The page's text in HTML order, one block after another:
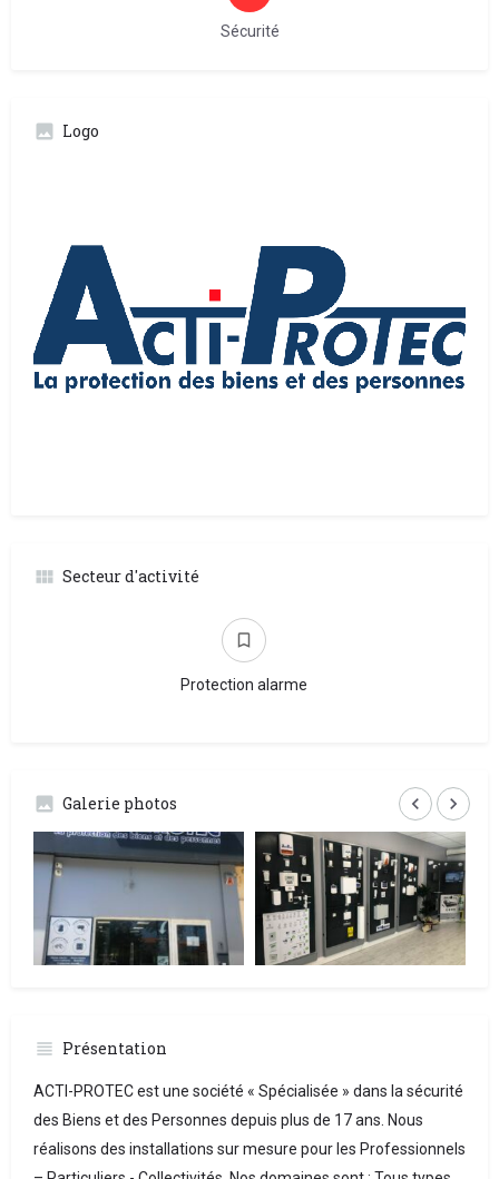
Sécurité
Logo
Secteur d'activité
Protection alarme
Galerie photos
Présentation
ACTI-PROTEC est une société « Spécialisée » dans la sécurité
des Biens et des Personnes depuis plus de 17 ans. Nous
réalisons des installations sur mesure pour les Professionnels